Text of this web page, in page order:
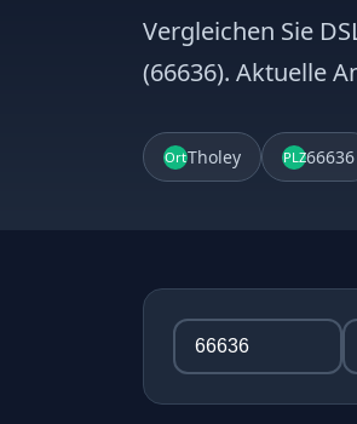
Vergleichen Sie
(66636). Aktuelle
OrtTholey PLZ66636